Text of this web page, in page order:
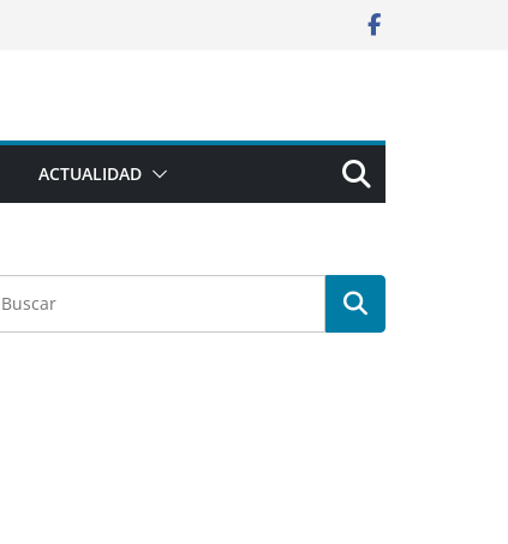
ACTUALIDAD